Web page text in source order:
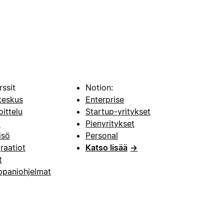
Notion:
Enterprise
Startup-yritykset
Pienyritykset
Personal
Katso lisää →